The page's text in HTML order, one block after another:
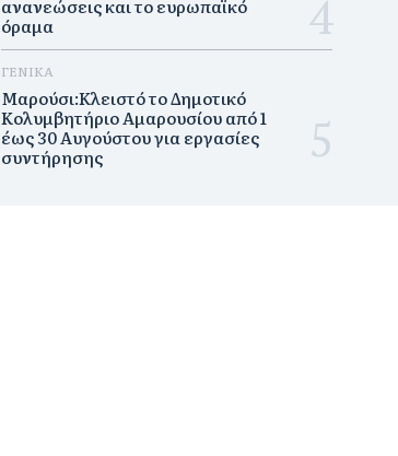
ανανεώσεις και το ευρωπαϊκό
όραμα
ΓΕΝΙΚΑ
Μαρούσι:Κλειστό το Δημοτικό
Κολυμβητήριο Αμαρουσίου από 1
έως 30 Αυγούστου για εργασίες
συντήρησης